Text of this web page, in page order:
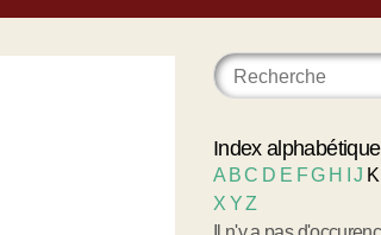
Index
A BC D E FG H IJ K
X YZ